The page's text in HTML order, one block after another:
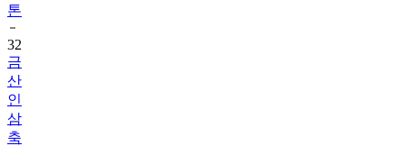
톤
32
금
산
인
삼
축